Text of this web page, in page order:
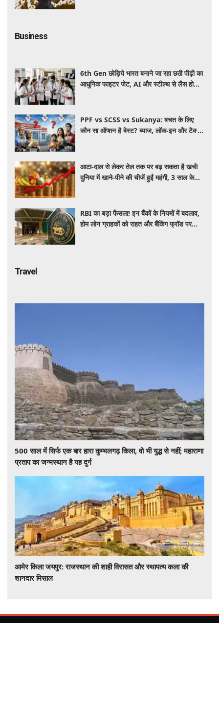
Business
6th Gen छोड़िये भारत बनाने जा रहा छठी पीढ़ी का
आधुनिक फाइटर जेट, AI और स्टील्थ से लैस होगा
PPF vs SCSS vs Sukanya: बचत के लिए
कौन सा ऑप्शन है बेस्ट? ब्याज, लॉक-इन और टैक्स
आटा-दाल से लेकर तेल तक पर बढ़ सकता है खर्च!
दुनिया में खाने-पीने की चीजें हुईं महंगी, 3 साल के
RBI का बड़ा फैसला! इन बैंकों के नियमों में बदलाव,
होम लोन ग्राहकों को राहत और बैंकिंग फ्रॉड पर
Travel
500 साल में सिर्फ एक बार हारा कुम्भलगढ़ किला, वो भी युद्ध से नहीं; महाराणा
प्रताप का जन्मस्थान है यह दुर्ग
आमेर किला जयपुर: राजस्थान की शाही विरासत और स्थापत्य कला की
शानदार मिसाल